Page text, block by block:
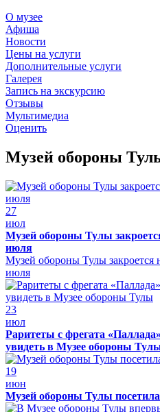
О музее
Афиша
Новости
Цены на услуги
Дополнительные услуги
Галерея
Запись на экскурсию
Отзывы
Мультимедиа
Оценить
Музей обороны
27
июл
Музей обороны Тулы
июля
Музей обороны Тулы закроется
июля
23
июл
Раритеты с фрегата
увидеть в Музее обороны
19
июн
Музей обороны Тулы